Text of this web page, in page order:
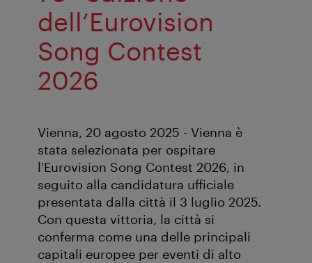
dell’Eurovision
Song Contest
2026
Vienna, 20 agosto 2025 - Vienna è
stata selezionata per ospitare
l'Eurovision Song Contest 2026, in
seguito alla candidatura ufficiale
presentata dalla città il 3 luglio 2025.
Con questa vittoria, la città si
conferma come una delle principali
capitali europee per eventi di alto